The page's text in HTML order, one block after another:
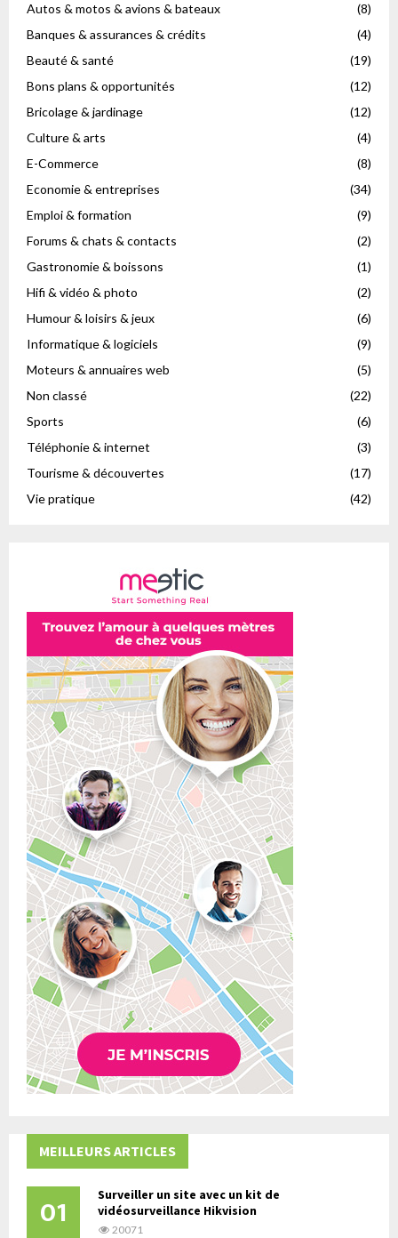
Autos & motos & avions & bateaux
(8)
Banques & assurances & crédits
(4)
Beauté & santé
(19)
Bons plans & opportunités
(12)
Bricolage & jardinage
(12)
Culture & arts
(4)
E-Commerce
(8)
Economie & entreprises
(34)
Emploi & formation
(9)
Forums & chats & contacts
(2)
Gastronomie & boissons
(1)
Hifi & vidéo & photo
(2)
Humour & loisirs & jeux
(6)
Informatique & logiciels
(9)
Moteurs & annuaires web
(5)
Non classé
(22)
Sports
(6)
Téléphonie & internet
(3)
Tourisme & découvertes
(17)
Vie pratique
(42)
MEILLEURS ARTICLES
01
Surveiller un site avec un kit de
vidéosurveillance Hikvision
20071